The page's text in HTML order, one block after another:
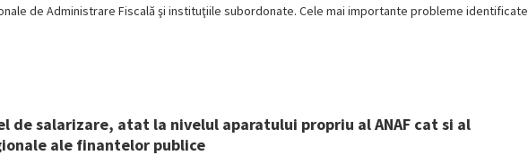
de Administrare Fiscală şi instituţiile subordonate. Cele mai importante probleme identificate
de salarizare, atat la nivelul aparatului propriu al ANAF cat si al
ale finantelor publice